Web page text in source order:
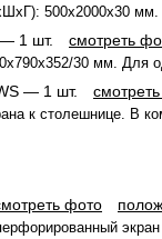
500x2000x30
— 1 шт. смотреть
30 мм. Для
— 1 шт.
к столешнице. В
фото